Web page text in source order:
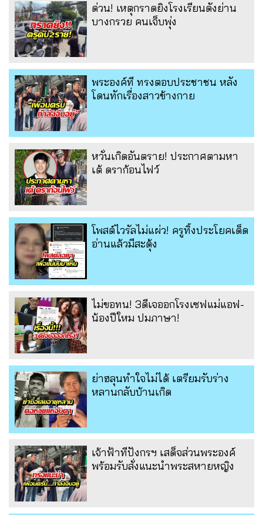
ด่วน! เหตุกราดยิงโรงเรียนดังย่าน
บางกรวย คนเจ็บพุ่ง
พระองค์ที ทรงตอบประชาชน หลัง
โดนทักเรื่องสาวข้างกาย
หวั่นเกิดอันตราย! ประกาศตามหา
เต้ ดราก้อนไฟว์
โพสต์ไวรัลไม่แผ่ว! ครูทิ้งประโยคเด็ด
อ่านแล้วมีสะดุ้ง
ไม่ขอทน! 3ดีเจออกโรงเซฟแม่แอฟ-
น้องปีใหม ปมภาษา!
ย่าฮลุนทำใจไม่ได้ เตรียมรับร่าง
หลานกลับบ้านเกิด
เจ้าฟ้าทีปังกรฯ เสด็จส่วนพระองค์
พร้อมรับสั่งแนะนำพระสหายหญิง